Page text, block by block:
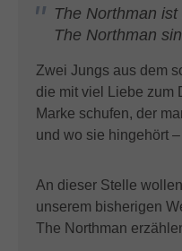
The Northman
The Northman
Zwei Jungs aus dem
die mit viel Liebe zum
Marke schufen, der
und wo sie hingehört
An dieser Stelle
unserem bisherigen
The Northman